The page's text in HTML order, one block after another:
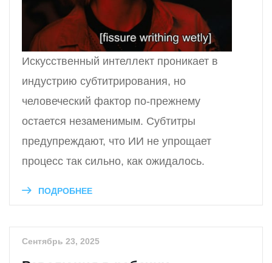
Искусственный интеллект проникает в
индустрию субтитрирования, но
человеческий фактор по-прежнему
остается незаменимым. Субтитры
предупреждают, что ИИ не упрощает
процесс так сильно, как ожидалось.
ПОДРОБНЕЕ
Сентябрь 23, 2025